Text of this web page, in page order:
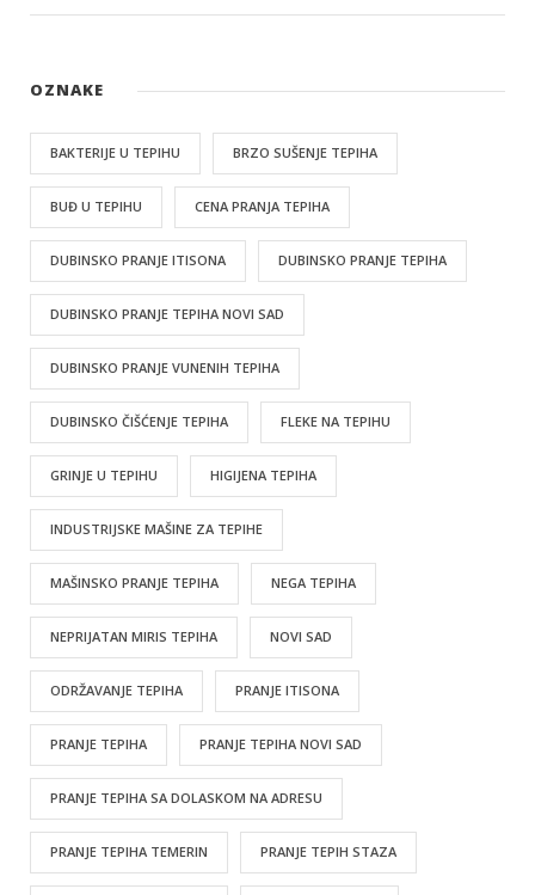
OZNAKE
BAKTERIJE U TEPIHU BRZO SUŠENJE TEPIHA
BUĐ U TEPIHU CENA PRANJA TEPIHA
DUBINSKO PRANJE ITISONA DUBINSKO PRANJE TEPIHA
DUBINSKO PRANJE TEPIHA NOVI SAD
DUBINSKO PRANJE VUNENIH TEPIHA
DUBINSKO ČIŠĆENJE TEPIHA FLEKE NA TEPIHU
GRINJE U TEPIHU HIGIJENA TEPIHA
INDUSTRIJSKE MAŠINE ZA TEPIHE
MAŠINSKO PRANJE TEPIHA NEGA TEPIHA
NEPRIJATAN MIRIS TEPIHA NOVI SAD
ODRŽAVANJE TEPIHA PRANJE ITISONA
PRANJE TEPIHA PRANJE TEPIHA NOVI SAD
PRANJE TEPIHA SA DOLASKOM NA ADRESU
PRANJE TEPIHA TEMERIN PRANJE TEPIH STAZA